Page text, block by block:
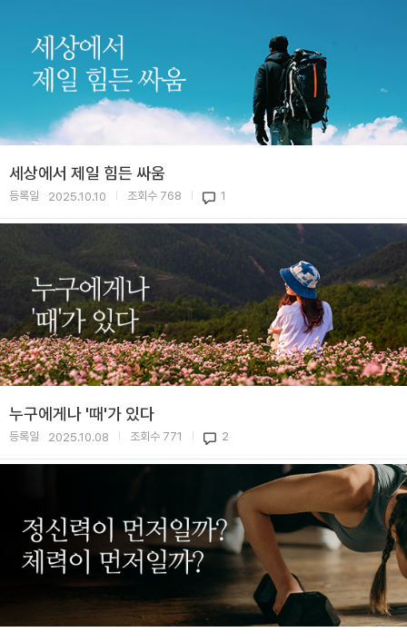
세상에서 제일 힘든 싸움
등록일 2025.10.10 조회수 768 1
누구에게나 '때'가 있다
등록일 2025.10.08 조회수 771 2